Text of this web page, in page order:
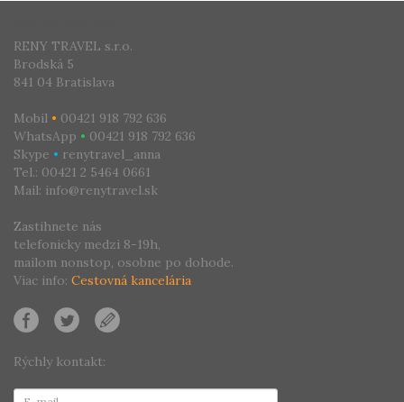
RENY TRAVEL s.r.o.
Brodská 5
841 04 Bratislava
Mobil • 00421 918 792 636
WhatsApp • 00421 918 792 636
Skype • renytravel_anna
Tel.: 00421 2 5464 0661
Mail: info@renytravel.sk
Zastihnete nás
telefonicky medzi 8-19h,
mailom nonstop, osobne po dohode.
Viac info: Cestovná kancelária
Rýchly kontakt: